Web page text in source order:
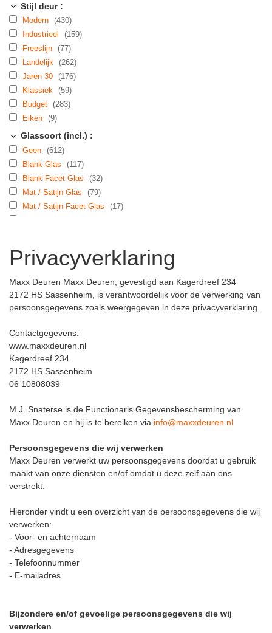
88x201.5
93x201.5
(39)
(4)
103x201.5
(1)
53x211.5
(1)
(23)
(10)
73x211.5
(22)
78x211.5
83x211.5 (68)
88x211.5 (128)
93x211.5 (47)
98x211.5 (4)
103x211.5 (3)
83x220 (1)
68x231.5
73x231.5 (28)
78x231.5
(18)
83x231.5 (69)
88x231.5 (172)
98x231.5 (7)
103x231.5 (11)
110x231.5 (3)
hoger dan 231.5 (22)
Stijl deur :
Modern (430)
Industrieel
(159)
Freeslijn (77)
Landelijk (262)
Jaren 30 (176)
Klassiek (59)
Budget (283)
Eiken (9)
Glassoort (incl.) :
Geen (612)
Blank Glas
(117)
Blank Facet Glas
(32)
Mat / Satijn Glas
(79)
Mat / Satijn Facet Glas
(17)
Art Deco 76 Glas
Vlakke Panelen (20)
Privacyverklaring
Maxx Deuren Maxx Deuren, gevestigd aan Kagerdreef 234
2172 HS Sassenheim, is verantwoordelijk voor de verwerking van
persoonsgegevens zoals weergegeven in deze privacyverklaring.
Contactgegevens:
www.maxxdeuren.nl
Kagerdreef 234
2172 HS Sassenheim
06 10808039
M.J. Snaterse is de Functionaris Gegevensbescherming van
Maxx Deuren en hij is te bereiken via info@maxxdeuren.nl
Persoonsgegevens die wij verwerken
Maxx Deuren verwerkt uw persoonsgegevens doordat u gebruik
maakt van onze diensten en/of omdat u deze zelf aan ons
verstrekt.
Hieronder vindt u een overzicht van de persoonsgegevens die wij
verwerken:
- Voor- en achternaam
- Adresgegevens
- Telefoonnummer
- E-mailadres
Bijzondere en/of gevoelige persoonsgegevens die wij
verwerken